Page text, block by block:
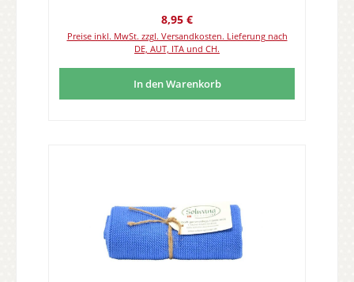
Regulärer Preis:
8,95 €
Preise inkl. MwSt. zzgl. Versandkosten. Lieferung nach
DE, AUT, ITA und CH.
In den Warenkorb